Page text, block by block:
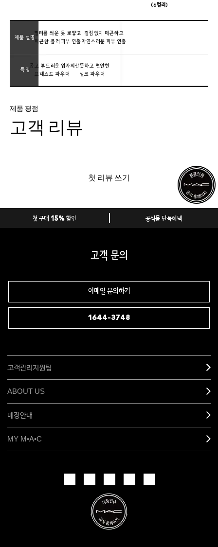
(6컬러)
제품 설명
필터를 씌운 듯 뽀얗고
매끈한 블러 피부 연출
결점 없이 매끈하고
자연스러운 피부 연출
특징
곱고 부드러운 입자의
프레스드 파우더
산뜻하고 편안한
실크 파우더
제품 평점
고객 리뷰
첫 리뷰 쓰기
첫 구매 15% 할인 공식몰 단독혜택
고객 문의
이메일 문의하기
1644-3748
고객관리지원팀
ABOUT US
매장안내
MY M•A•C